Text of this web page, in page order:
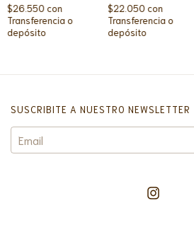
$26.550con
Transferencia o
depósito
$22.050con
Transferencia o
depósito
SUSCRIBITE A NUESTRO NEWSLETTER